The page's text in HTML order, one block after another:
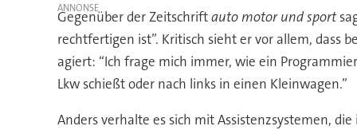
Gegenüber der Zeitschriftauto motor und sport
rechtfertigen ist”. Kritisch sieht er vor allem, dass
agiert: “Ich frage mich immer, wie ein
Lkw schießt oder nach links in einen Kleinwagen.”
Anders verhalte es sich mit Assistenzsystemen,